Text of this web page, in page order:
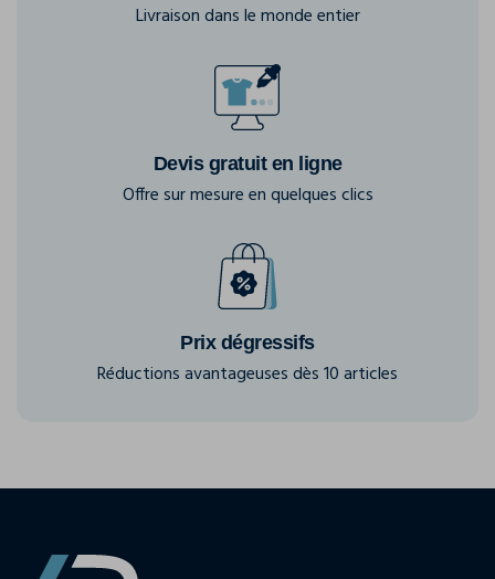
Livraison dans le monde entier
Devis gratuit en ligne
Offre sur mesure en quelques clics
Prix dégressifs
Réductions avantageuses dès 10 articles